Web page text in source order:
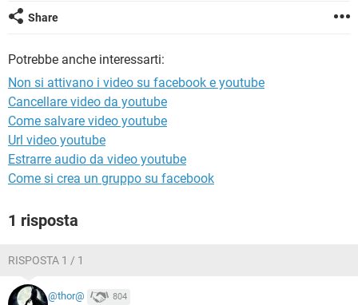
Share
Potrebbe anche interessarti:
Non si attivano i video su facebook e youtube
Cancellare video da youtube
Come salvare video youtube
Url video youtube
Estrarre audio da video youtube
Come si crea un gruppo su facebook
1 risposta
RISPOSTA 1 / 1
@thor@ 804